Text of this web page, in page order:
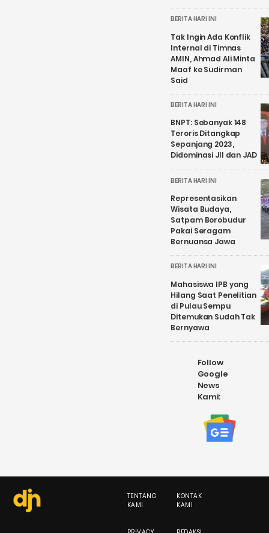
BERITA HARI INI
Tak Ingin Ada Konflik
Internal di Timnas
AMIN, Ahmad Ali Minta
Maaf ke Sudirman
Said
BERITA HARI INI
BNPT: Sebanyak 148
Teroris Ditangkap
Sepanjang 2023,
Didominasi JII dan JAD
BERITA HARI INI
Representasikan
Wisata Budaya,
Satpam Borobudur
Pakai Seragam
Bernuansa Jawa
BERITA HARI INI
Mahasiswa IPB yang
Hilang Saat Penelitian
di Pulau Sempu
Ditemukan Sudah Tak
Bernyawa
Follow
Google
News
Kami:
TENTANG
KAMI
KONTAK
KAMI